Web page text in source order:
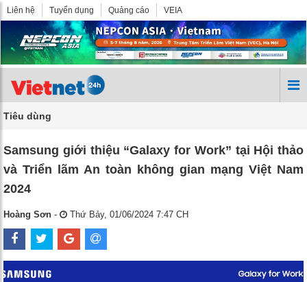
Liên hệ Tuyển dụng Quảng cáo VEIA
Tiêu dùng
Samsung giới thiệu “Galaxy for Work” tại Hội thảo
và Triển lãm An toàn không gian mạng Việt Nam
2024
Hoàng Sơn - Thứ Bảy, 01/06/2024 7:47 CH